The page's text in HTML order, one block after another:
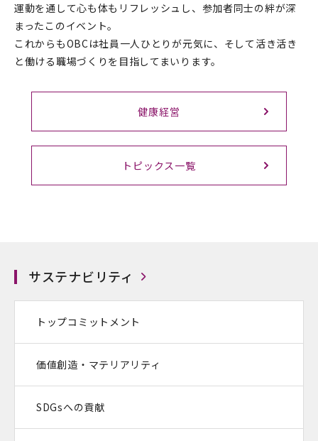
運動を通して心も体もリフレッシュし、参加者同士の絆が深
まったこのイベント。
これからもOBCは社員一人ひとりが元気に、そして活き活き
と働ける職場づくりを目指してまいります。
健康経営
トピックス一覧
サステナビリティ
トップコミットメント
価値創造・マテリアリティ
SDGsへの貢献